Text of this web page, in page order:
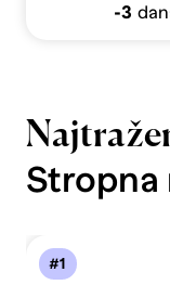
-3
Stropna
#1